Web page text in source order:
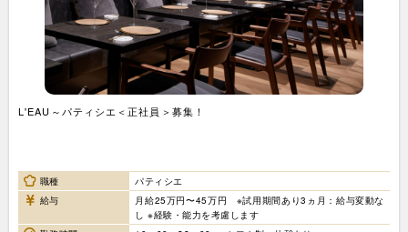
L'EAU～パティシエ＜正社員＞募集！
職種
パティシエ
給与
月給25万円〜45万円 ※試用期間あり3ヵ月：給与変動な
し ※経験・能力を考慮します